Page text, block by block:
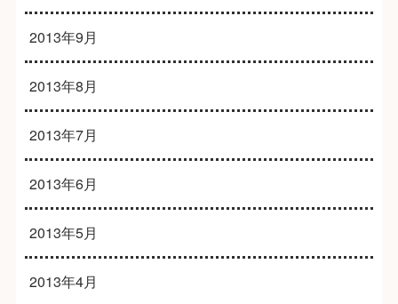
2013年9月
2013年8月
2013年7月
2013年6月
2013年5月
2013年4月